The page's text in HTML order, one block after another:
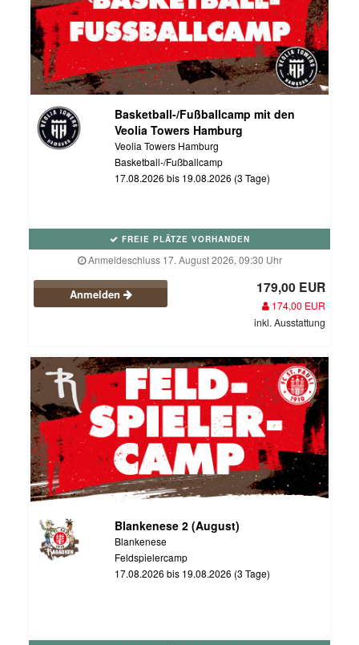
Basketball-/Fußballcamp mit den
Veolia Towers Hamburg
Veolia Towers Hamburg
Basketball-/Fußballcamp
17.08.2026 bis 19.08.2026 (3 Tage)
FREIE PLÄTZE VORHANDEN
Anmeldeschluss 17. August 2026, 09:30 Uhr
Anmelden 179,00 EUR
174,00 EUR
inkl. Ausstattung
Blankenese 2 (August)
Blankenese
Feldspielercamp
17.08.2026 bis 19.08.2026 (3 Tage)